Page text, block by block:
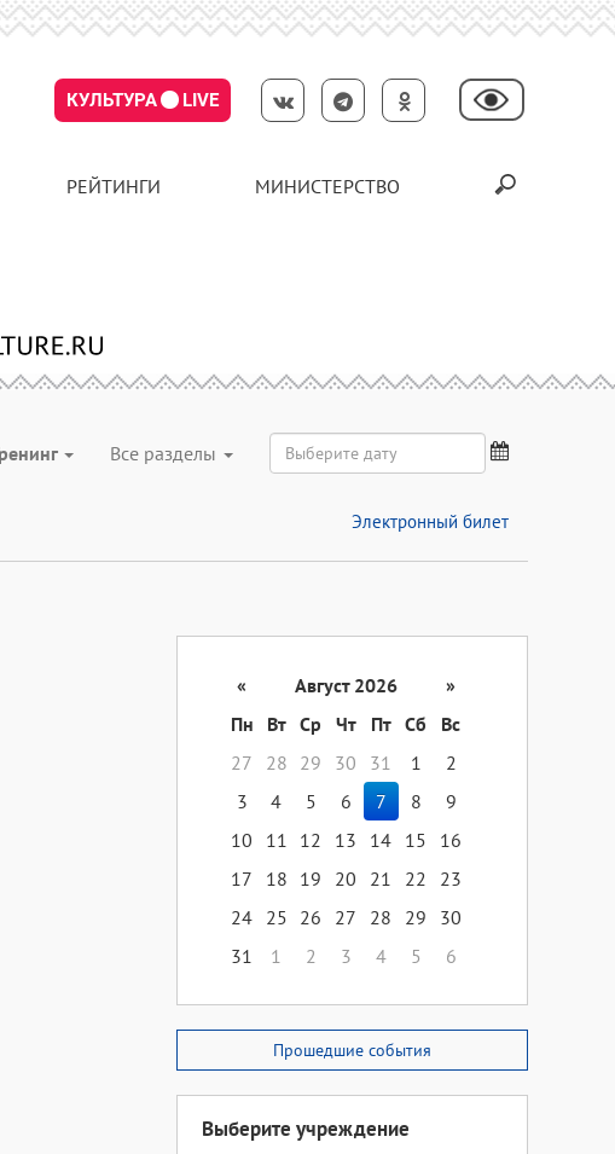
КУЛЬТУРА LIVE
РЕЙТИНГИ МИНИСТЕРСТВО
Все разделы
Электронный билет
« Август 2026
»
Пн
Вт Ср Чт Пт Сб
Вс
27
28 29 30 31 1
2
3
4 5 6 7 8
9
10
11 12 13 14 15
16
17
18 19 20 21 22
23
24 25 26 27 28 29
30
31
1 2 3 4 5 6
Прошедшие события
Выберите учреждение